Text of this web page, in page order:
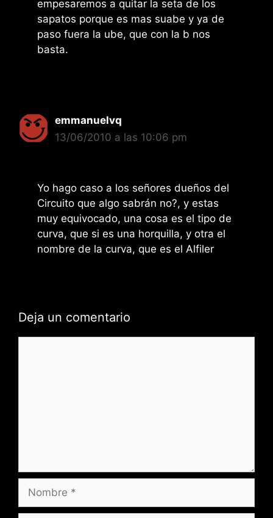
empesaremos a quitar la seta de los
sapatos porque es mas suabe y ya de
paso fuera la ube, que con la b nos
basta.
emmanuelvq
13/06/2010 a las 10:06 pm
Yo hago caso a los señores dueños del
Circuito que algo sabrán no?, y estas
muy equivocado, una cosa es el tipo de
curva, que si es una horquilla, y otra el
nombre de la curva, que es el Alfiler
Deja un comentario